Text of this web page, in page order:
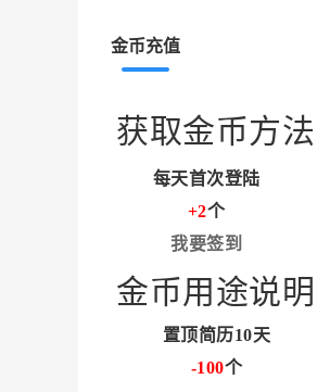
金币充值
获取金币方法
每天首次登陆
+2个
我要签到
金币用途说明
置顶简历10天
-100个